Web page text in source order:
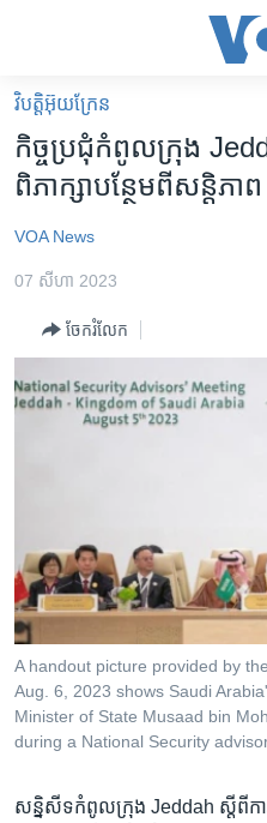
គេហទំព័រ​
ទាក់ទង
និង​
ទំព័រ​
រំលង​
សម្ព័ន្ធ​
រំលង​
និង​
ចូល​
ទៅ​
កាន់​
ទំព័រ​
អន្តរជាតិ
កម្ពុជាច្នៃប្រតិដ្ឋ
ព្រឹត្តិការណ៍ព័ត៌មាន
ទូរទស្សន៍ / វីដេអូ​
Khmer English
បណ្តាញ​សង្គម
ភាសា
វិបត្តិអ៊ុយក្រែន
កិច្ចប្រជុំ​កំពូល​ក្រុង
ពិភាក្សា​បន្ថែម​ពី​សន្តិភាព
VOA News
07 សីហា 2023
ចែករំលែក
A handout picture provided by
Aug. 6, 2023 shows Saudi
Minister of State Musaad bin
during a National Security
សន្និសីទ​កំពូល​ក្រុង ​Jeddah ​ស្តីពី​កា